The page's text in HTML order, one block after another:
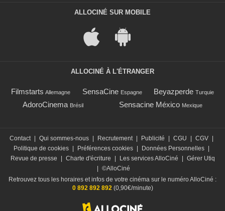
ALLOCINÉ SUR MOBILE
ALLOCINÉ À L'ÉTRANGER
Filmstarts Allemagne SensaCine Espagne Beyazperde Turquie
AdoroCinema Brésil Sensacine México Mexique
Contact | Qui sommes-nous | Recrutement | Publicité | CGU | CGV |
Politique de cookies | Préférences cookies | Données Personnelles |
Revue de presse
| Charte d'écriture | Les services AlloCiné | Gérer Utiq
| ©AlloCiné
Retrouvez tous les horaires et infos de votre cinéma sur le numéro AlloCiné :
0 892 892 892 (0,90€/minute)